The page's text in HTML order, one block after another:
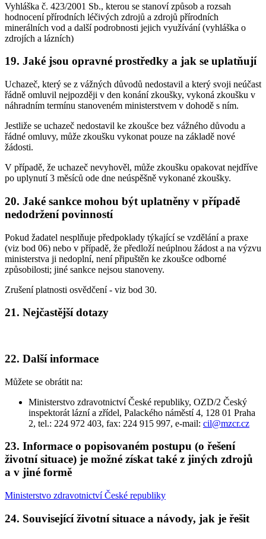
Vyhláška č. 423/2001 Sb., kterou se stanoví způsob a rozsah
hodnocení přírodních léčivých zdrojů a zdrojů přírodních
minerálních vod a další podrobnosti jejich využívání (vyhláška o
zdrojích a lázních)
19. Jaké jsou opravné prostředky a jak se uplatňují
Uchazeč, který se z vážných důvodů nedostavil a který svoji neúčast
řádně omluvil nejpozději v den konání zkoušky, vykoná zkoušku v
náhradním termínu stanoveném ministerstvem v dohodě s ním.
Jestliže se uchazeč nedostavil ke zkoušce bez vážného důvodu a
řádné omluvy, může zkoušku vykonat pouze na základě nové
žádosti.
V případě, že uchazeč nevyhověl, může zkoušku opakovat nejdříve
po uplynutí 3 měsíců ode dne neúspěšně vykonané zkoušky.
20. Jaké sankce mohou být uplatněny v případě
nedodržení povinností
Pokud žadatel nesplňuje předpoklady týkající se vzdělání a praxe
(viz bod 06) nebo v případě, že předloží neúplnou žádost a na výzvu
ministerstva ji nedoplní, není připuštěn ke zkoušce odborné
způsobilosti; jiné sankce nejsou stanoveny.
Zrušení platnosti osvědčení - viz bod 30.
21. Nejčastější dotazy
22. Další informace
Můžete se obrátit na:
Ministerstvo zdravotnictví České republiky, OZD/2 Český
inspektorát lázní a zřídel, Palackého náměstí 4, 128 01 Praha
2, tel.: 224 972 403, fax: 224 915 997, e-mail: cil@mzcr.cz
23. Informace o popisovaném postupu (o řešení
životní situace) je možné získat také z jiných zdrojů
a v jiné formě
Ministerstvo zdravotnictví České republiky
24. Související životní situace a návody, jak je řešit